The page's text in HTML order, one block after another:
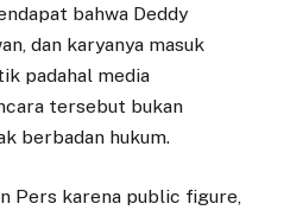
bahwa Deddy
dan karyanya masuk
padahal media
tersebut bukan
berbadan hukum.
Pers karena public figure,